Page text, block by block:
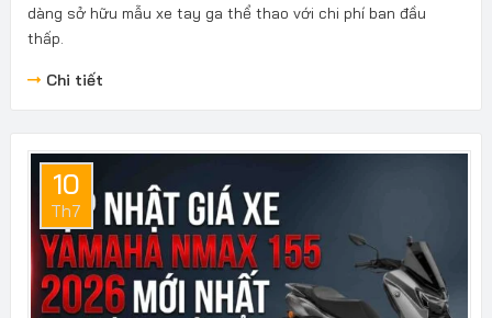
dàng sở hữu mẫu xe tay ga thể thao với chi phí ban đầu
thấp.
Chi tiết
10
Th7